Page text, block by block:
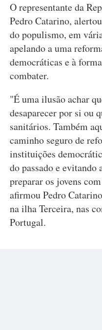
O representante da
Pedro Catarino,
do populismo, em
apelando a uma
democráticas e à
combater.
"É uma ilusão achar
desaparecer por si ou
sanitários. Também
caminho seguro de
instituições
do passado e
preparar os jovens
afirmou Pedro
na ilha Terceira, nas
Portugal.